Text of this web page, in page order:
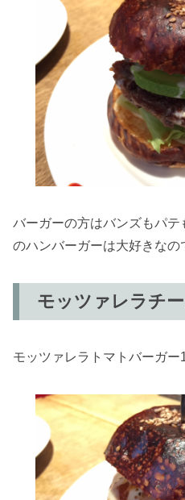
バーガーの方はバンズもパ
のハンバーガーは大好きなの
モッツァレラチ
モッツァレラトマトバーガー